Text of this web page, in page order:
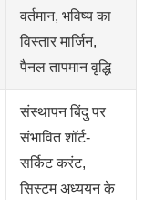
वर्तमान, भविष्य का
विस्तार मार्जिन,
पैनल तापमान वृद्धि
संस्थापन बिंदु पर
संभावित शॉर्ट-
सर्किट करंट,
सिस्टम अध्ययन के